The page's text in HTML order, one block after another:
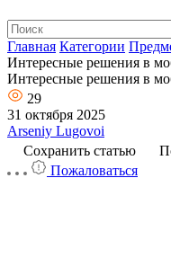
Главная Категории
Интересные решения в
Интересные решения в
29
31 октября 2025
Arseniy Lugovoi
Сохранить статью
Пожаловаться